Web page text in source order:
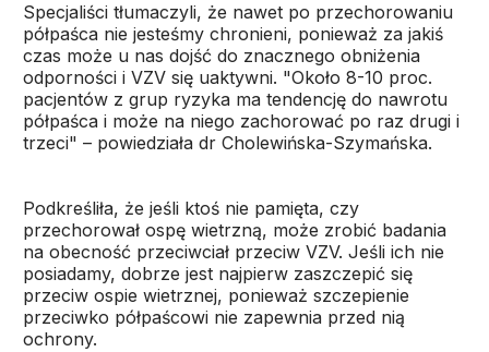
Specjaliści tłumaczyli, że nawet po przechorowaniu
półpaśca nie jesteśmy chronieni, ponieważ za jakiś
czas może u nas dojść do znacznego obniżenia
odporności i VZV się uaktywni. "Około 8-10 proc.
pacjentów z grup ryzyka ma tendencję do nawrotu
półpaśca i może na niego zachorować po raz drugi i
trzeci" – powiedziała dr Cholewińska-Szymańska.
Podkreśliła, że jeśli ktoś nie pamięta, czy
przechorował ospę wietrzną, może zrobić badania
na obecność przeciwciał przeciw VZV. Jeśli ich nie
posiadamy, dobrze jest najpierw zaszczepić się
przeciw ospie wietrznej, ponieważ szczepienie
przeciwko półpaścowi nie zapewnia przed nią
ochrony.